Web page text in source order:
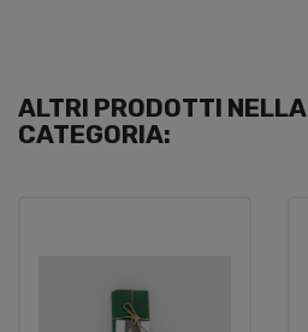
ALTRI PRODOTTI
CATEGORIA: